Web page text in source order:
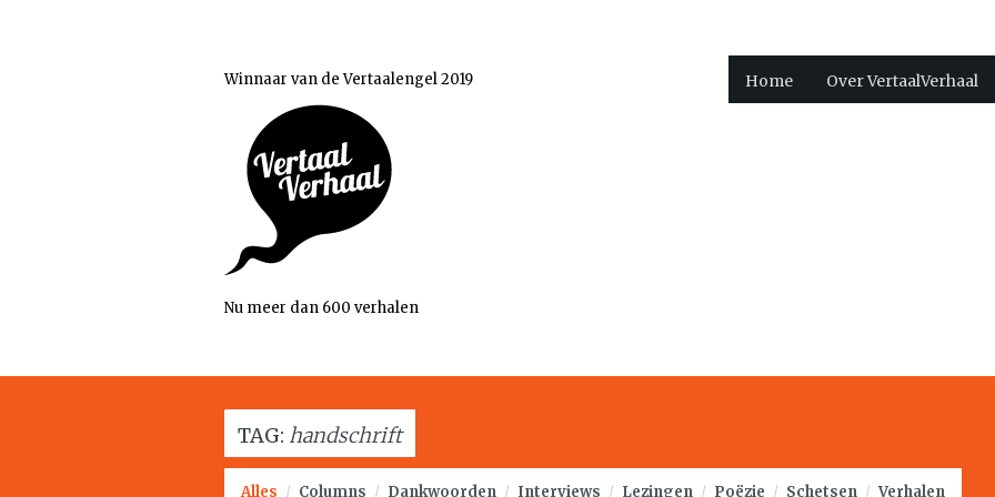
Winnaar van de Vertaalengel 2019
Nu meer dan 600 verhalen
Home Over VertaalVerhaal
TAG: handschrift
Alles / Columns / Dankwoorden / Interviews / Lezingen / Poëzie / Schetsen / Verhalen